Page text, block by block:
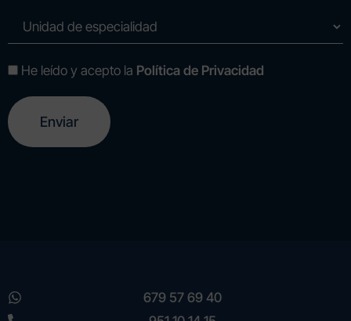
He leído y acepto la Política de Privacidad
679 57 69 40